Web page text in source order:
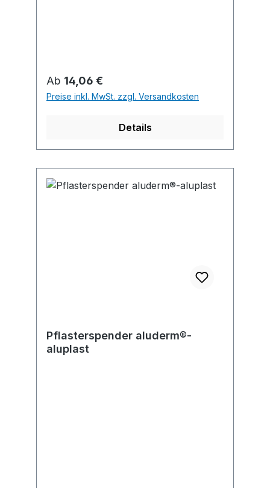
Regulärer Preis:
Ab 14,06 €
Preise inkl. MwSt. zzgl. Versandkosten
Details
Pflasterspender aluderm®-
aluplast